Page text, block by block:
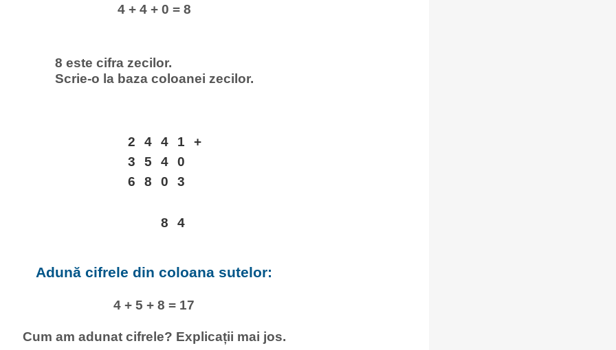
4 + 4 + 0 = 8
8 este cifra zecilor.
Scrie-o la baza coloanei zecilor.
2 4 4 1
+
3
5 4 0
6
8 0 3
8 4
Adună cifrele din coloana sutelor:
4 + 5 + 8 = 17
Cum am adunat cifrele? Explicații mai jos.